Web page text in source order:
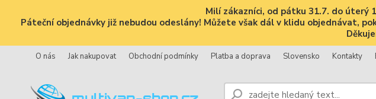
Milí zákazníci, od pátku 31.7. do úterý
Páteční objednávky již nebudou odeslány! Můžete však dál v klidu objednávat,
O nás Jak nakupovat Obchodní podmínky Platba a doprava Slovensko Kontakty